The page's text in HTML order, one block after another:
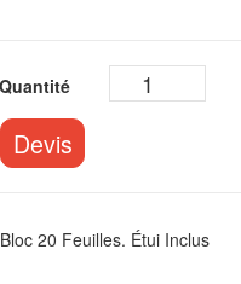
Devis
Bloc 20 Feuilles. Étui Inclus